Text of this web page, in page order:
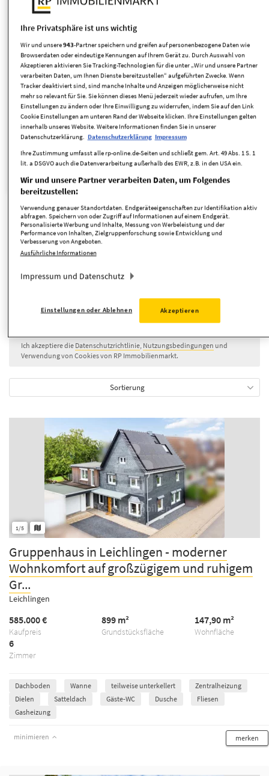
Wohnfläche
Zimmer
Suche anpassen
Neue Angebote per E-Mail erhalten
täglich
Suche speichern
Ich akzeptiere die Datenschutzrichtlinie, Nutzungsbedingungen und
Verwendung von Cookies von RP Immobilienmarkt.
Sortierung
1/5
Gruppenhaus in Leichlingen - moderner
Wohnkomfort auf großzügigem und ruhigem
Gr...
Leichlingen
Kaufpreis
585.000 €
Grundstücksfläche
899 m²
Wohnfläche
147,90 m²
Zimmer
6
Dachboden Wanne teilweise unterkellert
Zentralheizung
Dielen
Satteldach Gäste-WC Dusche
Fliesen
Gasheizung
minimieren merken
Ihre Privatsphäre ist uns wichtig
Wir und unsere943-Partner speichern und greifen auf personenbezogene Daten wie
Browserdaten oder eindeutige Kennungen auf Ihrem Gerät zu. Durch Auswahl von
Akzeptieren aktivieren Sie Tracking-Technologien für die unter „Wir und unsere Partner
verarbeiten Daten, um Ihnen Dienste bereitzustellen“ aufgeführten Zwecke. Wenn
Tracker deaktiviert sind, sind manche Inhalte und Anzeigen möglicherweise nicht
mehr so relevant für Sie. Sie können dieses Menü jederzeit wieder aufrufen, um Ihre
Einstellungen zu ändern oder Ihre Einwilligung zu widerrufen, indem Sie auf den Link
Cookie Einstellungen am unteren Rand der Webseite klicken. Ihre Einstellungen gelten
innerhalb unseres Website. Weitere Informationen finden Sie in unserer
Datenschutzerklärung. Datenschutzerklärung Impressum
Ihre Zustimmung umfasst alle rp-online.de-Seiten und schließt gem. Art. 49 Abs. 1 S. 1
lit. a DSGVO auch die Datenverarbeitung außerhalb des EWR, z.B. in den USA ein.
Wir und unsere Partner verarbeiten Daten, um Folgendes
bereitzustellen:
Verwendung genauer Standortdaten. Endgeräteeigenschaften zur Identifikation aktiv
abfragen. Speichern von oder Zugriff auf Informationen auf einem Endgerät.
Personalisierte Werbung und Inhalte, Messung von Werbeleistung und der
Performance von Inhalten, Zielgruppenforschung sowie Entwicklung und
Verbesserung von Angeboten.
Ausführliche Informationen
Impressum und Datenschutz
Einstellungen oder Ablehnen Akzeptieren